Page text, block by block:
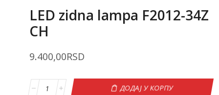
LED zidna lampa F2012-34Z
CH
9.400,00RSD
ДОДАЈ У КОРПУ